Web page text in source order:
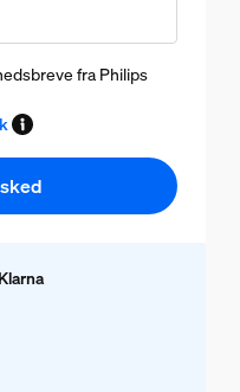
fra Philips